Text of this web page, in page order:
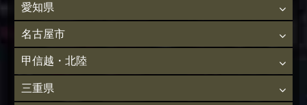
愛知県
名古屋市
甲信越・北陸
三重県